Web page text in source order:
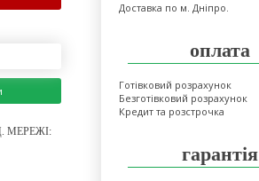
МЕРЕЖІ:
Доставка по м. Дніпро.
оплата
Готівковий розрахунок
Безготівковий розрахунок
Кредит та розстрочка
гарантія